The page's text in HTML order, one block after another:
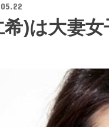
)は大妻